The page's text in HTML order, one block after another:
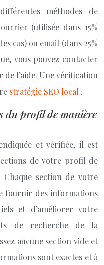
méthodes de
(utilisée dans 15%
cas) ou email (dans 25%
vous pouvez contacter
de l’aide. Une vérification
stratégie SEO local .
du profil de manière
et vérifiée, il est
de votre profil de
Chaque section de votre
fournir des informations
et d’améliorer votre
de recherche de la
aucune section vide et
sont exactes et à